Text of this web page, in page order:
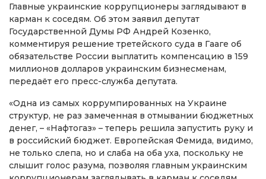
Главные украинские коррупционеры заглядывают в
карман к соседям. Об этом заявил депутат
Государственной Думы РФ Андрей Козенко,
комментируя решение третейского суда в Гааге об
обязательстве России выплатить компенсацию в 159
миллионов долларов украинским бизнесменам,
передаёт его пресс-служба депутата.
«Одна из самых коррумпированных на Украине
структур, не раз замеченная в отмывании бюджетных
денег, – «Нафтогаз» – теперь решила запустить руку и
в российский бюджет. Европейская Фемида, видимо,
не только слепа, но и слаба на оба уха, поскольку не
слышит голос разума, позволяя главным украинским